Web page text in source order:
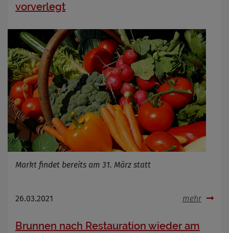
vorverlegt
Markt findet bereits am 31. März statt
26.03.2021 mehr
Brunnen nach Restauration wieder am